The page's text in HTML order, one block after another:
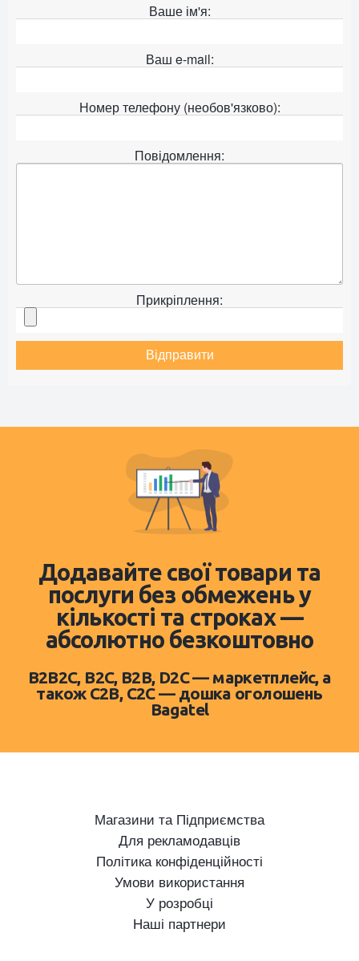
Ваше ім'я:
Ваш e-mail:
Номер телефону (необов'язково):
Повідомлення:
Прикріплення:
Відправити
Додавайте свої товари та
послуги без обмежень у
кількості та строках —
абсолютно безкоштовно
B2B2C, B2C, B2B, D2C — маркетплейс, а
також C2B, C2C — дошка оголошень
Bagatel
Магазини та Підприємства
Для рекламодавців
Політика конфіденційності
Умови використання
У розробці
Наші партнери